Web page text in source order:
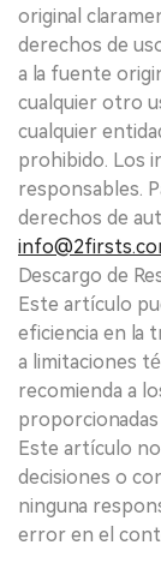
original
derechos de
a la fuente
cualquier otro
cualquier
prohibido. Los
responsables.
derechos de
Descargo de
Este artículo
eficiencia en la
a limitaciones
recomienda a
Este artículo
decisiones o
ninguna
error en el